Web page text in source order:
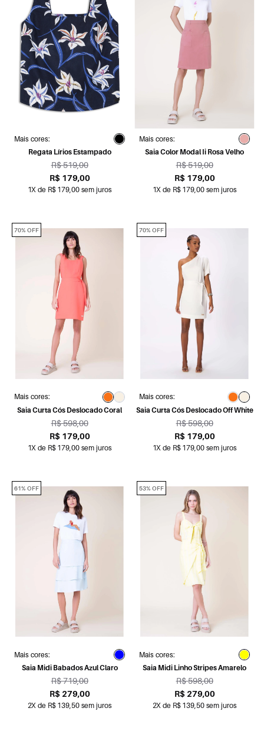
Mais cores:
Regata Lírios Estampado
R$ 519,00
R$ 179,00
1X de R$ 179,00 sem juros
Mais cores:
Saia Color Modal Ii Rosa Velho
R$ 519,00
R$ 179,00
1X de R$ 179,00 sem juros
Mais cores:
Saia Curta Cós Deslocado Coral
R$ 598,00
R$ 179,00
1X de R$ 179,00 sem juros
70% OFF
Mais cores:
Saia Curta Cós Deslocado Off White
R$ 598,00
R$ 179,00
1X de R$ 179,00 sem juros
70% OFF
Mais cores:
Saia Midi Babados Azul Claro
R$ 719,00
R$ 279,00
2X de R$ 139,50 sem juros
61% OFF
Mais cores:
Saia Midi Linho Stripes Amarelo
R$ 598,00
R$ 279,00
2X de R$ 139,50 sem juros
53% OFF